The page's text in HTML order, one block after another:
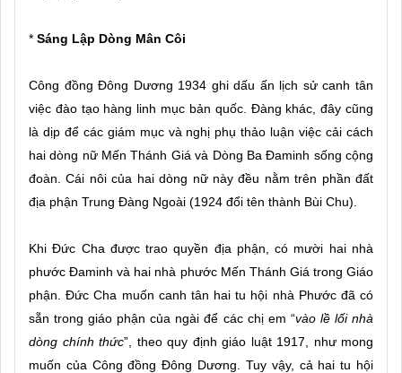
* Sáng Lập Dòng Mân Côi
Công đồng Đông Dương 1934 ghi dấu ấn lịch sử canh tân
việc đào tạo hàng linh mục bản quốc. Đàng khác, đây cũng
là dịp để các giám mục và nghị phụ thảo luận việc cải cách
hai dòng nữ Mến Thánh Giá và Dòng Ba Đaminh sống cộng
đoàn. Cái nôi của hai dòng nữ này đều nằm trên phần đất
địa phận Trung Đàng Ngoài (1924 đổi tên thành Bùi Chu).
Khi Đức Cha được trao quyền địa phận, có mười hai nhà
phước Đaminh và hai nhà phước Mến Thánh Giá trong Giáo
phận. Đức Cha muốn canh tân hai tu hội nhà Phước đã có
sẵn trong giáo phận của ngài để các chị em “vào lề lối nhà
dòng chính thức”, theo quy định giáo luật 1917, như mong
muốn của Công đồng Đông Dương. Tuy vậy, cả hai tu hội